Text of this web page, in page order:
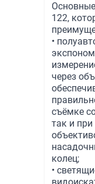
122,
•
через
съёмке
так и
колец;
•